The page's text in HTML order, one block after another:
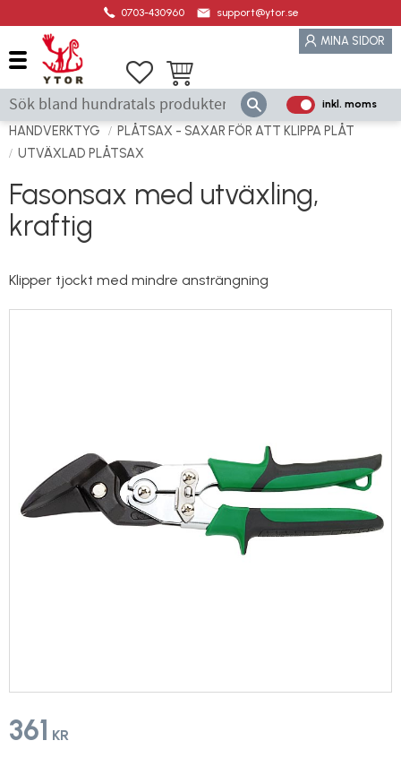
0703-430960 support@ytor.se
MINA SIDOR
Favoriter
Kundvagn
P
ri
r
inkl. moms
HANDVERKTYG
PLÅTSAX - SAXAR FÖR ATT KLIPPA PLÅT
UTVÄXLAD PLÅTSAX
Fasonsax med utväxling,
kraftig
Klipper tjockt med mindre ansträngning
361 KR